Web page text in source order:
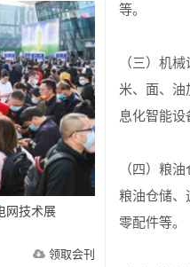
等。
（三）机
米、面、油
息化智能设
（四）粮
粮油仓储、
零配件等。
网技术展
领取会刊